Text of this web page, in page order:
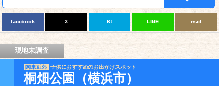
facebook X B! LINE mail
現地未調査
関東近郊 子供におすすめのお出かけスポット
桐畑公園（横浜市）